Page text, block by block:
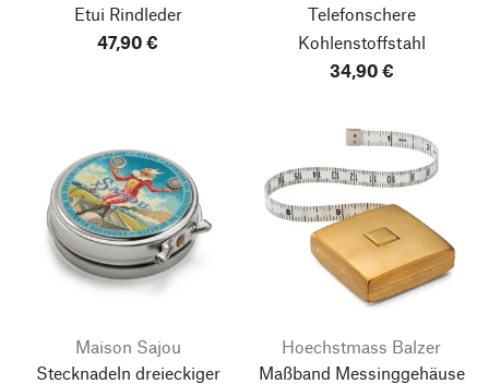
Etui Rindleder
47,90 €
Telefonschere
Kohlenstoffstahl
34,90 €
Maison Sajou
Stecknadeln dreieckiger
Hoechstmass Balzer
Maßband Messinggehäuse